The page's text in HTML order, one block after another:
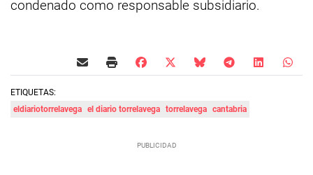
condenado como responsable subsidiario.
ETIQUETAS:
eldiariotorrelavega el diario torrelavega torrelavega cantabria